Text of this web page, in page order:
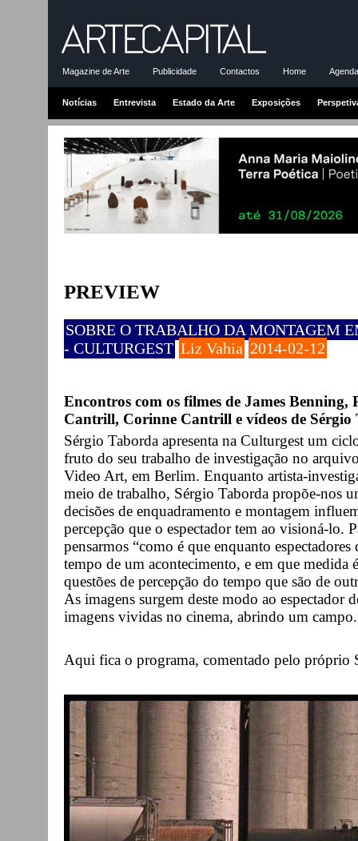
Magazine de Arte Publicidade Contactos Home
Notícias Entrevista Estado da Arte Exposições
PREVIEW
SOBRE O TRABALHO DA MONTAGEM
- CULTURGEST Liz Vahia 2014-02-12
Encontros com os filmes de James
Cantrill, Corinne Cantrill e vídeos de Sérgio
Sérgio Taborda apresenta na Culturgest um
fruto do seu trabalho de investigação no
Video Art, em Berlim. Enquanto artista-
meio de trabalho, Sérgio Taborda propõe-nos
decisões de enquadramento e montagem
percepção que o espectador tem ao visioná-lo.
pensarmos “como é que enquanto
tempo de um acontecimento, e em que medida
questões de percepção do tempo que são de
As imagens surgem deste modo ao espectador
imagens vividas no cinema, abrindo um
Aqui fica o programa, comentado pelo próprio